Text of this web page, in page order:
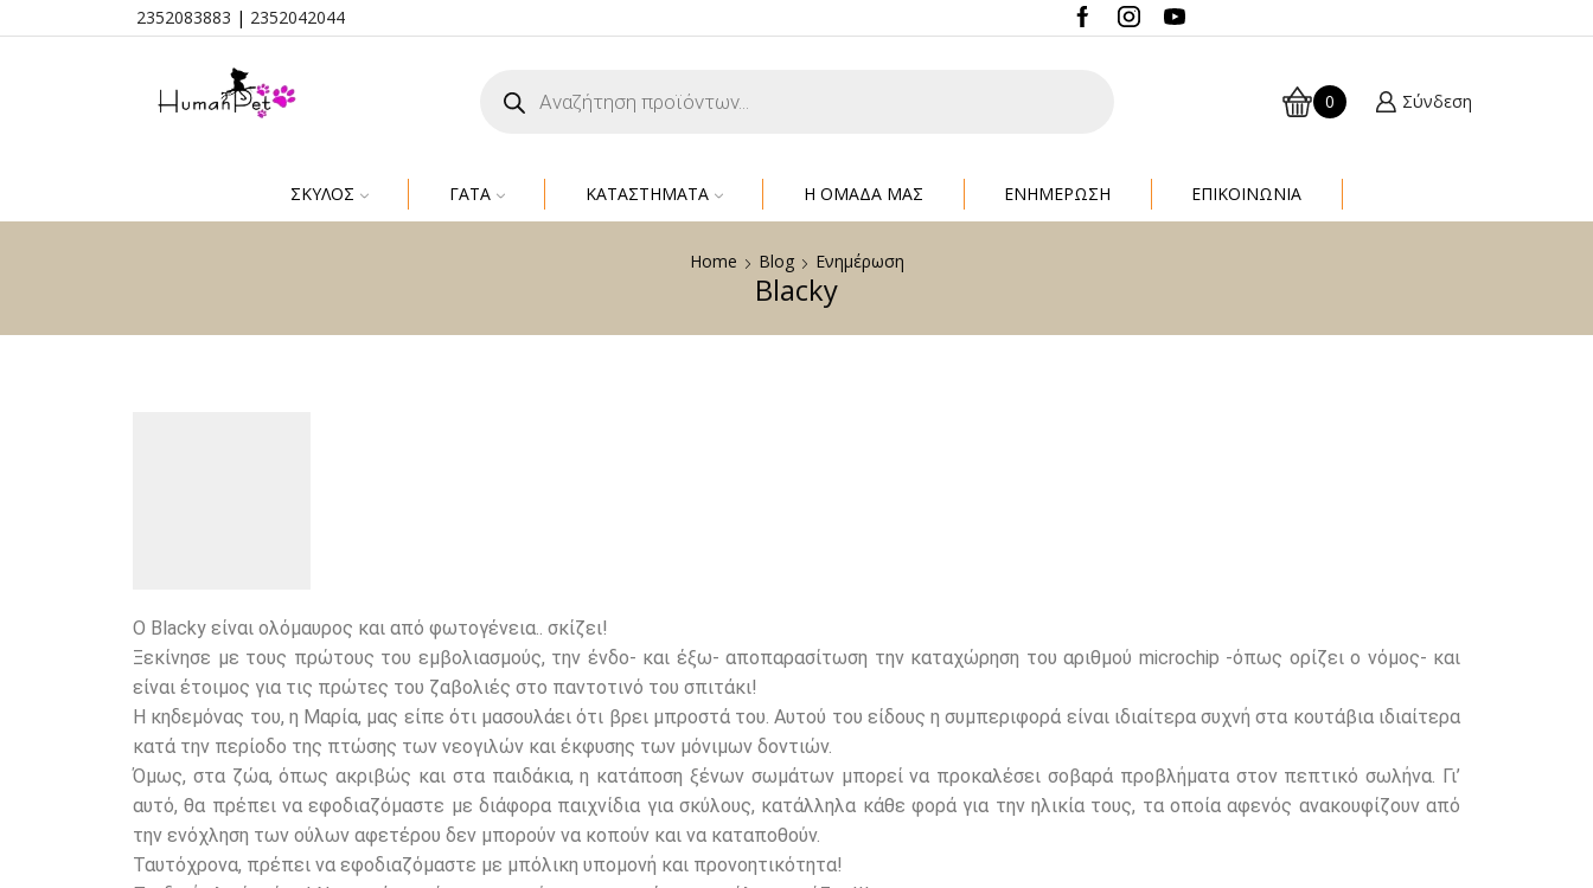
2352083883 | 2352042044
0 Σύνδεση
ΣΚΎΛΟΣ ΓΆΤΑ ΚΑΤΑΣΤΗΜΑΤΑ Η ΟΜΑΔΑ ΜΑΣ ΕΝΗΜΈΡΩΣΗ ΕΠΙΚΟΙΝΩΝΙΑ
Home Blog Ενημέρωση
Blacky
O Blacky είναι ολόμαυρος και από φωτογένεια.. σκίζει!
Ξεκίνησε με τους πρώτους του εμβολιασμούς, την ένδο- και έξω- αποπαρασίτωση την καταχώρηση του αριθμού microchip -όπως ορίζει ο νόμος- και
είναι έτοιμος για τις πρώτες του ζαβολιές στο παντοτινό του σπιτάκι!
Η κηδεμόνας του, η Μαρία, μας είπε ότι μασουλάει ότι βρει μπροστά του. Αυτού του είδους η συμπεριφορά είναι ιδιαίτερα συχνή στα κουτάβια ιδιαίτερα
κατά την περίοδο της πτώσης των νεογιλών και έκφυσης των μόνιμων δοντιών.
Όμως, στα ζώα, όπως ακριβώς και στα παιδάκια, η κατάποση ξένων σωμάτων μπορεί να προκαλέσει σοβαρά προβλήματα στον πεπτικό σωλήνα. Γι’
αυτό, θα πρέπει να εφοδιαζόμαστε με διάφορα παιχνίδια για σκύλους, κατάλληλα κάθε φορά για την ηλικία τους, τα οποία αφενός ανακουφίζουν από
την ενόχληση των ούλων αφετέρου δεν μπορούν να κοπούν και να καταποθούν.
Ταυτόχρονα, πρέπει να εφοδιαζόμαστε με μπόλικη υπομονή και προνοητικότητα!